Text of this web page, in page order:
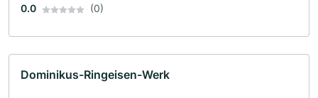
0.0 (0)
Dominikus-Ringeisen-Werk